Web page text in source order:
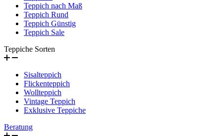
Teppich nach Maß
Teppich Rund
Teppich Günstig
Teppich Sale
Teppiche Sorten
Sisalteppich
Flickenteppich
Wollteppich
Vintage Teppich
Exklusive Teppiche
Beratung